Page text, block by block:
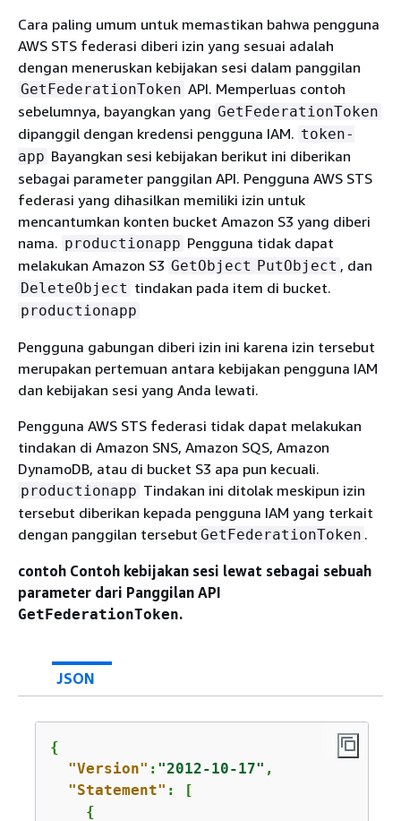
Cara paling umum untuk memastikan bahwa pengguna
AWS STS federasi diberi izin yang sesuai adalah
dengan meneruskan kebijakan sesi dalam panggilan
GetFederationToken API. Memperluas contoh
sebelumnya, bayangkan yang GetFederationToken
dipanggil dengan kredensi pengguna IAM. token-
app Bayangkan sesi kebijakan berikut ini diberikan
sebagai parameter panggilan API. Pengguna AWS STS
federasi yang dihasilkan memiliki izin untuk
mencantumkan konten bucket Amazon S3 yang diberi
nama. productionapp Pengguna tidak dapat
melakukan Amazon S3 GetObject PutObject , dan
DeleteObject tindakan pada item di bucket.
productionapp
Pengguna gabungan diberi izin ini karena izin tersebut
merupakan pertemuan antara kebijakan pengguna IAM
dan kebijakan sesi yang Anda lewati.
Pengguna AWS STS federasi tidak dapat melakukan
tindakan di Amazon SNS, Amazon SQS, Amazon
DynamoDB, atau di bucket S3 apa pun kecuali.
productionapp Tindakan ini ditolak meskipun izin
tersebut diberikan kepada pengguna IAM yang terkait
dengan panggilan tersebut GetFederationToken .
contoh Contoh kebijakan sesi lewat sebagai sebuah
parameter dari Panggilan API
GetFederationToken.
JSON
{
"Version" : "2012-10-17" ,
"Statement" : [
{